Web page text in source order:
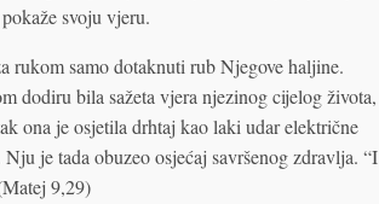
svoju vjeru.
rukom samo dotaknuti rub Njegove haljine.
dodiru bila sažeta vjera njezinog cijelog života,
ona je osjetila drhtaj kao laki udar električne
je tada obuzeo osjećaj savršenog zdravlja. “I
9,29)